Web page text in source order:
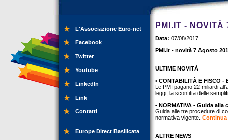
L'Associazione Euro-net
Facebook
Twitter
Youtube
LinkedIn
Link
Contatti
Europe Direct Basilicata
PMI.IT - NOVITÀ
Data: 07/08/2017
PMI.it - novità 7 Agosto
ULTIME NOVITÀ
• CONTABILITÀ E FISCO
Le PMI pagano 22 miliardi
leggi, la sconfitta delle
• NORMATIVA - Guida
Guida alle tre procedure di
normativa vigente. Continua
ALTRE NEWS